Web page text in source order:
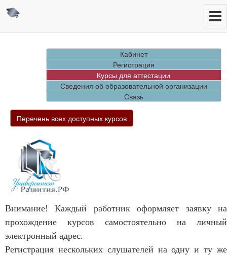
Кабинет
Регистрация
Курсы для аттестации
Сведения об образовательной организации
Связь
Перечень всех доступных курсов
Внимание! Каждый работник оформляет заявку на
прохождение курсов самостоятельно на личный
электронный адрес.
Регистрация нескольких слушателей на одну и ту же